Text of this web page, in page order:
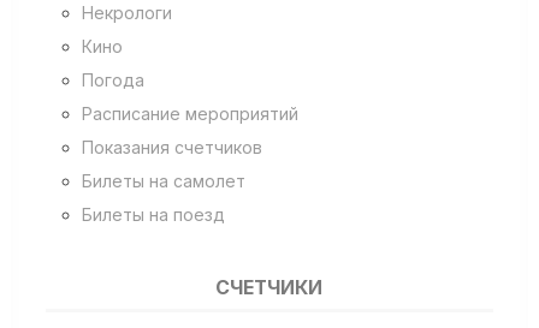
Некрологи
Кино
Погода
Расписание мероприятий
Показания счетчиков
Билеты на самолет
Билеты на поезд
СЧЕТЧИКИ